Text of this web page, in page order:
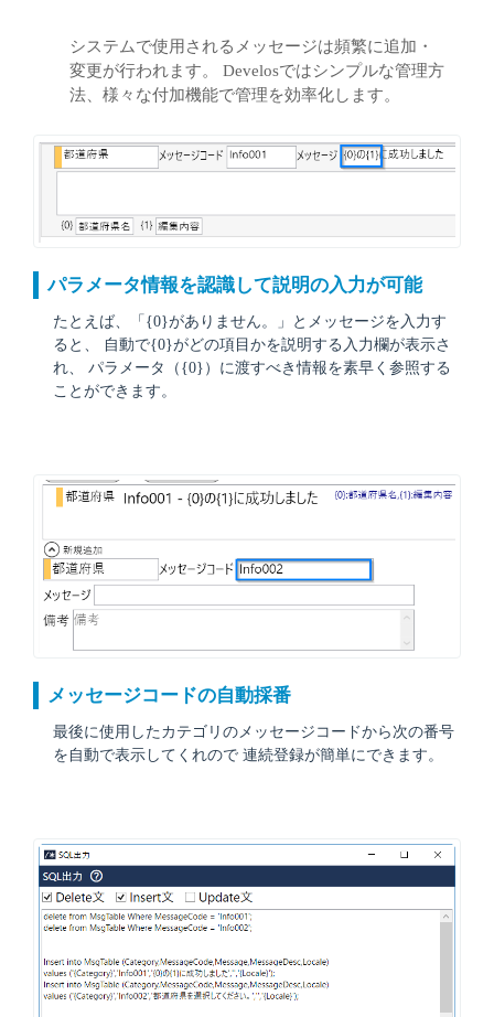
システムで使用されるメッセージは頻繁に追加・
変更が行われます。 Develosではシンプルな管理方
法、様々な付加機能で管理を効率化します。
パラメータ情報を認識して説明の入力が可能
たとえば、「{0}がありません。」とメッセージを入力す
ると、 自動で{0}がどの項目かを説明する入力欄が表示さ
れ、 パラメータ（{0}）に渡すべき情報を素早く参照する
ことができます。
メッセージコードの自動採番
最後に使用したカテゴリのメッセージコードから次の番号
を自動で表示してくれので 連続登録が簡単にできます。